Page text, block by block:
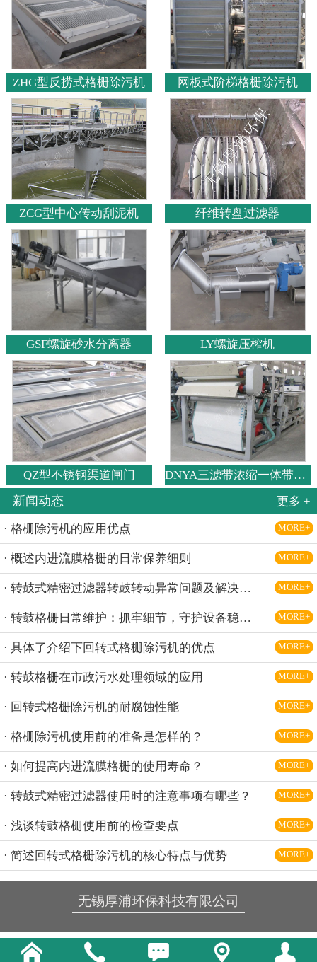
ZHG型反捞式格栅除污机 网板式阶梯格栅除污机
ZCG型中心传动刮泥机 纤维转盘过滤器
GSF螺旋砂水分离器 LY螺旋压榨机
QZ型不锈钢渠道闸门 DNYA三滤带浓缩一体带式压滤机
新闻动态 更多 +
· 格栅除污机的应用优点 MORE+
· 概述内进流膜格栅的日常保养细则 MORE+
· 转鼓式精密过滤器转鼓转动异常问题及解决办法 MORE+
· 转鼓格栅日常维护：抓牢细节，守护设备稳定运行 MORE+
· 具体了介绍下回转式格栅除污机的优点 MORE+
· 转鼓格栅在市政污水处理领域的应用 MORE+
· 回转式格栅除污机的耐腐蚀性能 MORE+
· 格栅除污机使用前的准备是怎样的？ MORE+
· 如何提高内进流膜格栅的使用寿命？ MORE+
· 转鼓式精密过滤器使用时的注意事项有哪些？ MORE+
· 浅谈转鼓格栅使用前的检查要点 MORE+
· 简述回转式格栅除污机的核心特点与优势 MORE+
无锡厚浦环保科技有限公司
    